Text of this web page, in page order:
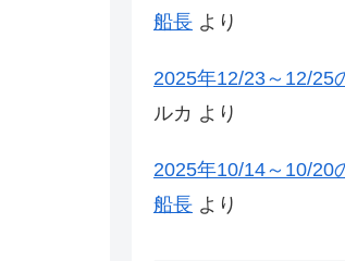
船長 より
2025年12/23～12/25
ルカ より
2025年10/14～10/20
船長 より